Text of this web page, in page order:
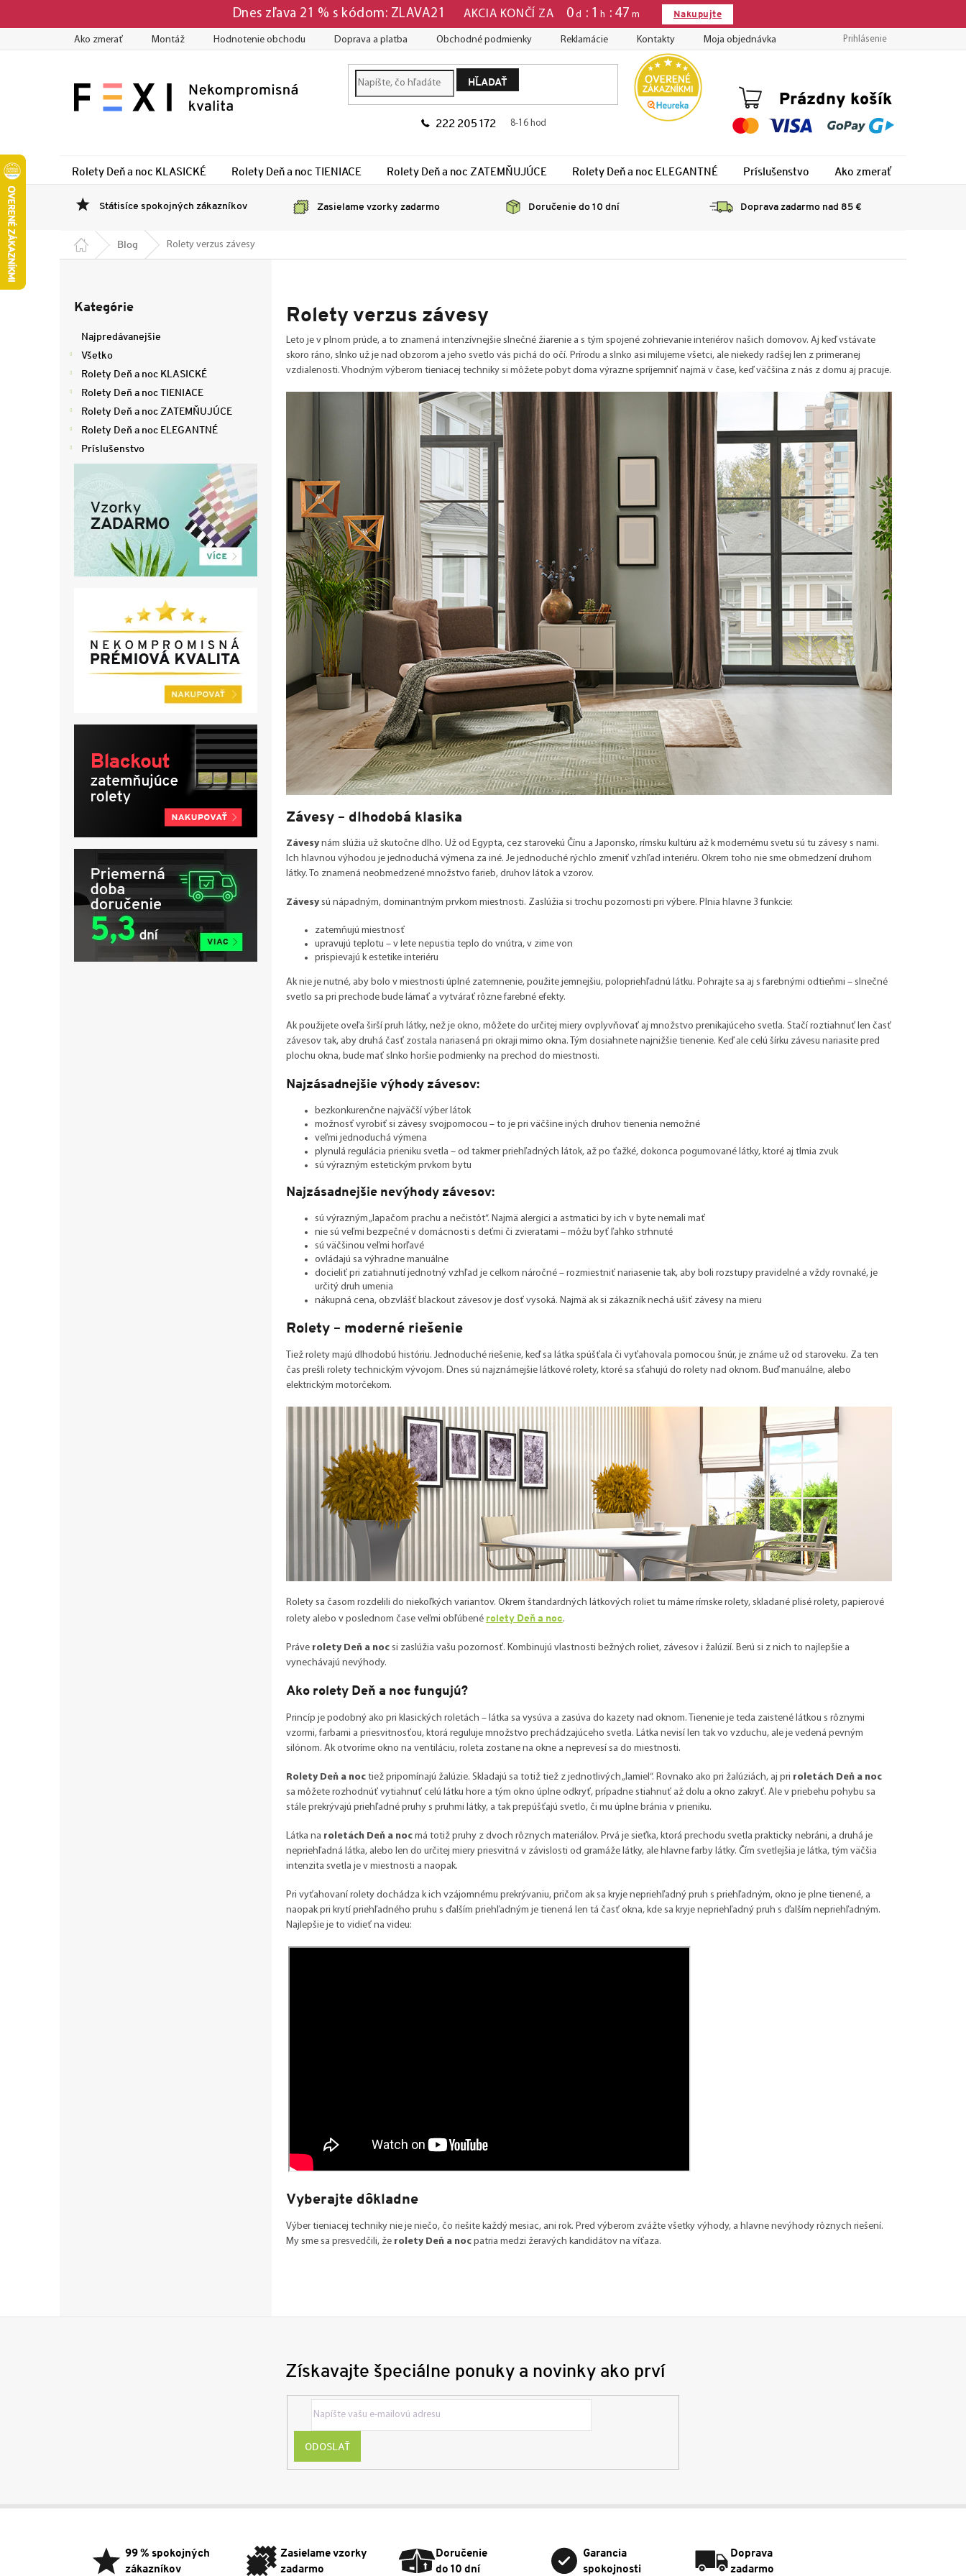
Dnes zľava 21 % s kódom: ZLAVA21 AKCIA KONČÍ ZA 0 d 1 h 47 m Nakupujte
Ako zmerať Montáž Hodnotenie obchodu Doprava a platba Obchodné podmienky Reklamácie Kontakty Moja objednávka Prihlásenie
HĽADAŤ
222 205 172 8-16 hod
Nákupný
Prázdny košík
Rolety Deň a noc KLASICKÉ Rolety Deň a noc TIENIACE Rolety Deň a noc ZATEMŇUJÚCE Rolety Deň a noc ELEGANTNÉ Príslušenstvo Ako zmerať
Státisíce spokojných zákazníkov Zasielame vzorky zadarmo Doručenie do 10 dní Doprava zadarmo nad 85 €
DomovBlog Rolety verzus závesy
kategórie
Kategórie
Najpredávanejšie
Všetko
Rolety Deň a noc KLASICKÉ
Rolety Deň a noc TIENIACE
Rolety Deň a noc ZATEMŇUJÚCE
Rolety Deň a noc ELEGANTNÉ
Príslušenstvo
Rolety verzus závesy
Leto je v plnom prúde, a to znamená intenzívnejšie slnečné žiarenie a s tým spojené zohrievanie interiérov našich domovov. Aj keď vstávate
skoro ráno, slnko už je nad obzorom a jeho svetlo vás pichá do očí. Prírodu a slnko asi milujeme všetci, ale niekedy radšej len z primeranej
vzdialenosti. Vhodným výberom tieniacej techniky si môžete pobyt doma výrazne spríjemniť najmä v čase, keď väčšina z nás z domu aj pracuje.
Závesy – dlhodobá klasika
Závesy nám slúžia už skutočne dlho. Už od Egypta, cez starovekú Čínu a Japonsko, rímsku kultúru až k modernému svetu sú tu závesy s nami.
Ich hlavnou výhodou je jednoduchá výmena za iné. Je jednoduché rýchlo zmeniť vzhľad interiéru. Okrem toho nie sme obmedzení druhom
látky. To znamená neobmedzené množstvo farieb, druhov látok a vzorov.
Závesy sú nápadným, dominantným prvkom miestnosti. Zaslúžia si trochu pozornosti pri výbere. Plnia hlavne 3 funkcie:
zatemňujú miestnosť
upravujú teplotu – v lete nepustia teplo do vnútra, v zime von
prispievajú k estetike interiéru
Ak nie je nutné, aby bolo v miestnosti úplné zatemnenie, použite jemnejšiu, polopriehľadnú látku. Pohrajte sa aj s farebnými odtieňmi – slnečné
svetlo sa pri prechode bude lámať a vytvárať rôzne farebné efekty.
Ak použijete oveľa širší pruh látky, než je okno, môžete do určitej miery ovplyvňovať aj množstvo prenikajúceho svetla. Stačí roztiahnuť len časť
závesov tak, aby druhá časť zostala nariasená pri okraji mimo okna. Tým dosiahnete najnižšie tienenie. Keď ale celú šírku závesu nariasite pred
plochu okna, bude mať slnko horšie podmienky na prechod do miestnosti.
Najzásadnejšie výhody závesov:
bezkonkurenčne najväčší výber látok
možnosť vyrobiť si závesy svojpomocou – to je pri väčšine iných druhov tienenia nemožné
veľmi jednoduchá výmena
plynulá regulácia prieniku svetla – od takmer priehľadných látok, až po ťažké, dokonca pogumované látky, ktoré aj tlmia zvuk
sú výrazným estetickým prvkom bytu
Najzásadnejšie nevýhody závesov:
sú výrazným „lapačom prachu a nečistôt“. Najmä alergici a astmatici by ich v byte nemali mať
nie sú veľmi bezpečné v domácnosti s deťmi či zvieratami – môžu byť ľahko strhnuté
sú väčšinou veľmi horľavé
ovládajú sa výhradne manuálne
docieliť pri zatiahnutí jednotný vzhľad je celkom náročné – rozmiestniť nariasenie tak, aby boli rozstupy pravidelné a vždy rovnaké, je
určitý druh umenia
nákupná cena, obzvlášť blackout závesov je dosť vysoká. Najmä ak si zákazník nechá ušiť závesy na mieru
Rolety – moderné riešenie
Tiež rolety majú dlhodobú históriu. Jednoduché riešenie, keď sa látka spúšťala či vyťahovala pomocou šnúr, je známe už od staroveku. Za ten
čas prešli rolety technickým vývojom. Dnes sú najznámejšie látkové rolety, ktoré sa sťahujú do rolety nad oknom. Buď manuálne, alebo
elektrickým motorčekom.
Rolety sa časom rozdelili do niekoľkých variantov. Okrem štandardných látkových roliet tu máme rímske rolety, skladané plisé rolety, papierové
rolety alebo v poslednom čase veľmi obľúbené rolety Deň a noc.
Práve rolety Deň a noc si zaslúžia vašu pozornosť. Kombinujú vlastnosti bežných roliet, závesov i žalúzií. Berú si z nich to najlepšie a
vynechávajú nevýhody.
Ako rolety Deň a noc fungujú?
Princíp je podobný ako pri klasických roletách – látka sa vysúva a zasúva do kazety nad oknom. Tienenie je teda zaistené látkou s rôznymi
vzormi, farbami a priesvitnosťou, ktorá reguluje množstvo prechádzajúceho svetla. Látka nevisí len tak vo vzduchu, ale je vedená pevným
silónom. Ak otvoríme okno na ventiláciu, roleta zostane na okne a neprevesí sa do miestnosti.
Rolety Deň a noc tiež pripomínajú žalúzie. Skladajú sa totiž tiež z jednotlivých „lamiel“. Rovnako ako pri žalúziách, aj pri roletách Deň a noc
sa môžete rozhodnúť vytiahnuť celú látku hore a tým okno úplne odkryť, prípadne stiahnuť až dolu a okno zakryť. Ale v priebehu pohybu sa
stále prekrývajú priehľadné pruhy s pruhmi látky, a tak prepúšťajú svetlo, či mu úplne bránia v prieniku.
Látka na roletách Deň a noc má totiž pruhy z dvoch rôznych materiálov. Prvá je sieťka, ktorá prechodu svetla prakticky nebráni, a druhá je
nepriehľadná látka, alebo len do určitej miery priesvitná v závislosti od gramáže látky, ale hlavne farby látky. Čím svetlejšia je látka, tým väčšia
intenzita svetla je v miestnosti a naopak.
Pri vyťahovaní rolety dochádza k ich vzájomnému prekrývaniu, pričom ak sa kryje nepriehľadný pruh s priehľadným, okno je plne tienené, a
naopak pri krytí priehľadného pruhu s ďalším priehľadným je tienená len tá časť okna, kde sa kryje nepriehľadný pruh s ďalším nepriehľadným.
Najlepšie je to vidieť na videu:
Vyberajte dôkladne
Výber tieniacej techniky nie je niečo, čo riešite každý mesiac, ani rok. Pred výberom zvážte všetky výhody, a hlavne nevýhody rôznych riešení.
My sme sa presvedčili, že rolety Deň a noc patria medzi žeravých kandidátov na víťaza.
Získavajte špeciálne ponuky a novinky ako prví
ODOSLAŤ
99 % spokojných
zákazníkov
Zasielame vzorky
zadarmo
Doručenie
do 10 dní
Garancia
spokojnosti
Doprava
zadarmo